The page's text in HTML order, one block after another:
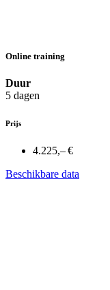
Online training
Duur
5 dagen
Prijs
4.225,– €
Beschikbare data